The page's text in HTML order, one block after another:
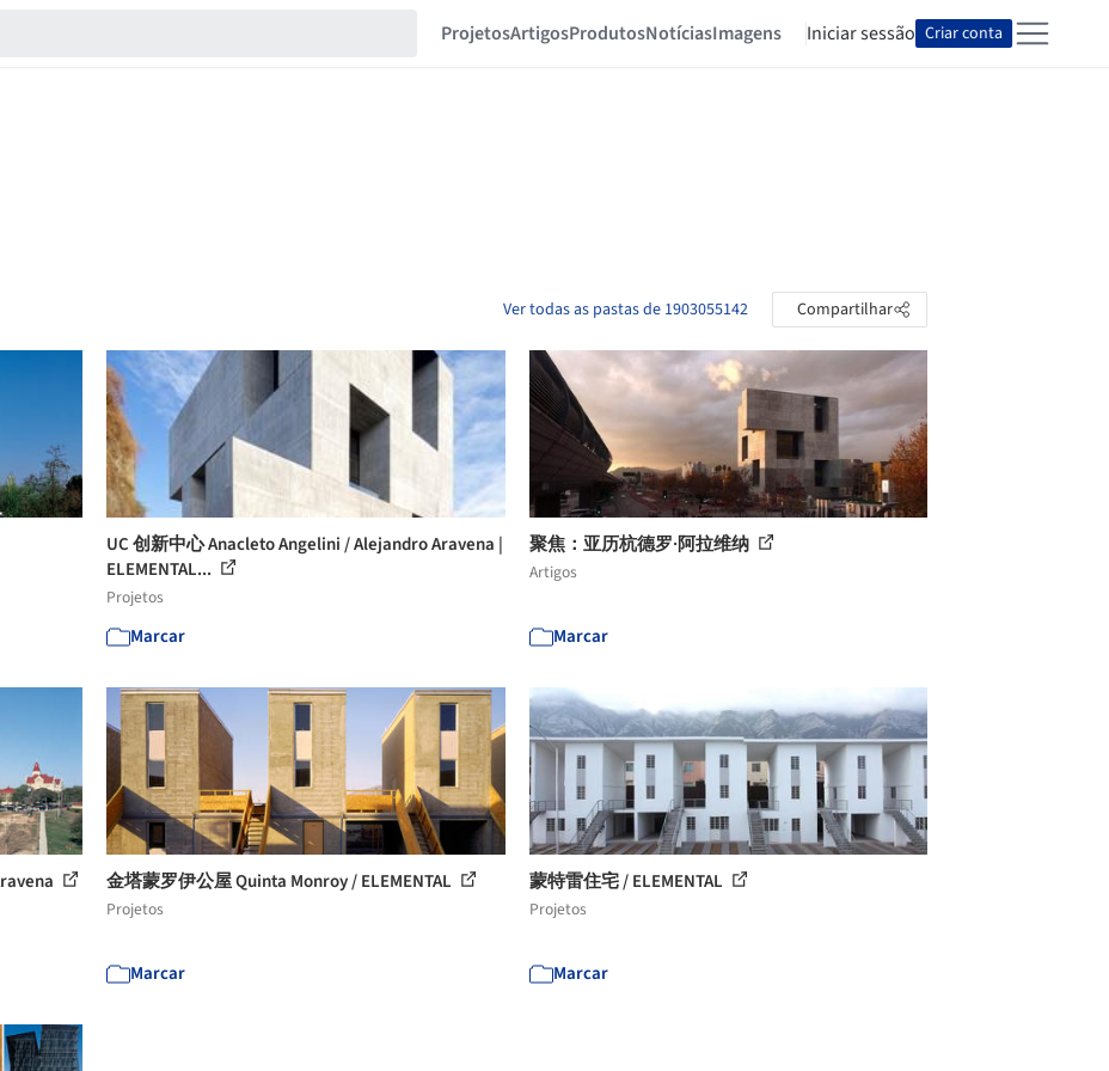
ProjetosArtigosProdutosNotíciasImagens Iniciar sessão Criar conta
Ver todas as pastas de 1903055142 Compartilhar
UC 创新中心 Anacleto Angelini / Alejandro Aravena |
ELEMENTAL...
Projetos
Marcar
聚焦：亚历杭德罗·阿拉维纳
Artigos
Marcar
金塔蒙罗伊公屋 Quinta Monroy / ELEMENTAL
Projetos
Marcar
蒙特雷住宅 / ELEMENTAL
Projetos
Marcar